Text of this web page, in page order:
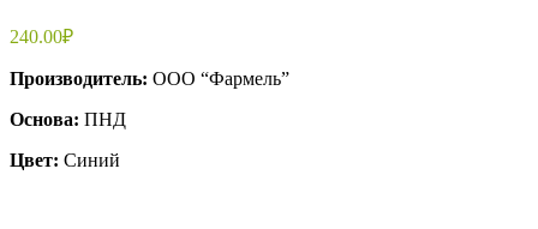
240.00₽
Производитель: ООО “Фармель”
Основа: ПНД
Цвет: Синий